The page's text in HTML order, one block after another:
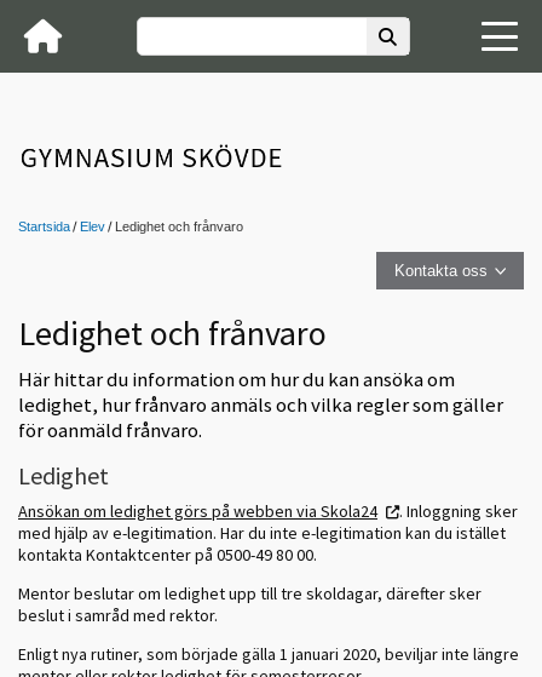
Startsida Elev Ledighet och frånvaro
Kontakta oss
Ledighet och frånvaro
Här hittar du information om hur du kan ansöka om
ledighet, hur frånvaro anmäls och vilka regler som gäller
för oanmäld frånvaro.
Ledighet
Ansökan om ledighet görs på webben via Skola24
. Inloggning sker
med hjälp av e-legitimation. Har du inte e-legitimation kan du istället
kontakta Kontaktcenter på 0500-49 80 00.
Mentor beslutar om ledighet upp till tre skoldagar, därefter sker
beslut i samråd med rektor.
Enligt nya rutiner, som började gälla 1 januari 2020, beviljar inte längre